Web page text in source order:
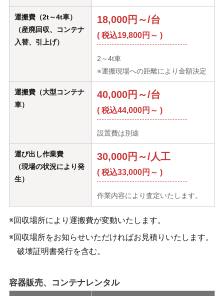
運搬費（2t～4t車）
（産廃回収、コンテナ
入替、引上げ）
18,000円～/台
( 税込19,800円～ )
2～4t車
※運搬現場への距離により金額決定
運搬費（大型コンテナ
車）
40,000円～/台
( 税込44,000円～ )
設置費は別途
運び出し作業費
（現場の状況により発
生）
30,000円～/人工
( 税込33,000円～ )
作業内容により査定いたします。
※回収場所により運搬費が変動いたします。
※回収場所をお知らせいただければお見積りいたします。
破壊証明書発行を含む。
容器販売、コンテナレンタル